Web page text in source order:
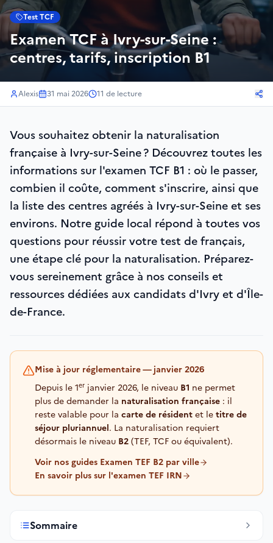
Test TCF
Examen TCF à Ivry-sur-Seine :
centres, tarifs, inscription B1
Alexis 31 mai 2026 11 de lecture
Vous souhaitez obtenir la naturalisation
française à Ivry-sur-Seine ? Découvrez toutes les
informations sur l'examen TCF B1 : où le passer,
combien il coûte, comment s'inscrire, ainsi que
la liste des centres agréés à Ivry-sur-Seine et ses
environs. Notre guide local répond à toutes vos
questions pour réussir votre test de français,
une étape clé pour la naturalisation. Préparez-
vous sereinement grâce à nos conseils et
ressources dédiées aux candidats d'Ivry et d'Île-
de-France.
Mise à jour réglementaire — janvier 2026
Depuis le 1er janvier 2026, le niveau B1 ne permet
plus de demander la naturalisation française : il
reste valable pour la carte de résidentet letitre de
séjour pluriannuel. La naturalisation requiert
désormais le niveau B2(TEF, TCF ou équivalent).
Voir nos guides Examen TEF B2 par ville
En savoir plus sur l'examen TEF IRN
Sommaire